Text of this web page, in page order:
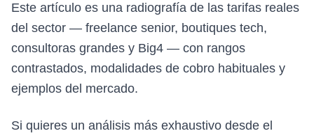
Este artículo es una radiografía de las tarifas reales
del sector — freelance senior, boutiques tech,
consultoras grandes y Big4 — con rangos
contrastados, modalidades de cobro habituales y
ejemplos del mercado.
Si quieres un análisis más exhaustivo desde el